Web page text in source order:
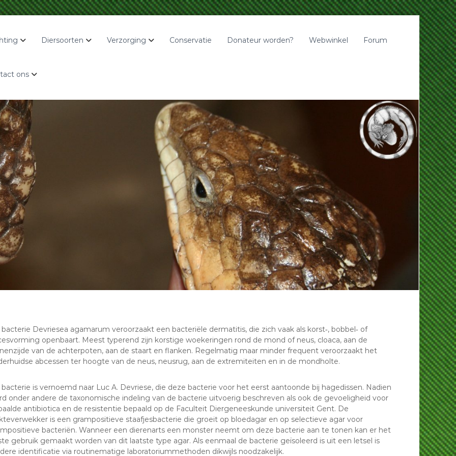
Diersoorten Verzorging Conservatie Donateur worden? Webwinkel Forum
ons
bacterie Devriesea agamarum veroorzaakt een bacteriële dermatitis, die zich vaak als korst‐, bobbel‐ of
openbaart. Meest typerend zijn korstige woekeringen rond de mond of neus, cloaca, aan de
van de achterpoten, aan de staart en flanken. Regelmatig maar minder frequent veroorzaakt het
abcessen ter hoogte van de neus, neusrug, aan de extremiteiten en in de mondholte.
bacterie is vernoemd naar Luc A. Devriese, die deze bacterie voor het eerst aantoonde bij hagedissen. Nadien
onder andere de taxonomische indeling van de bacterie uitvoerig beschreven als ook de gevoeligheid voor
antibiotica en de resistentie bepaald op de Faculteit Diergeneeskunde universiteit Gent. De
is een grampositieve staafjesbacterie die groeit op bloedagar en op selectieve agar voor
bacteriën. Wanneer een dierenarts een monster neemt om deze bacterie aan te tonen kan er het
gebruik gemaakt worden van dit laatste type agar. Als eenmaal de bacterie geïsoleerd is uit een letsel is
identificatie via routinematige laboratoriummethoden dikwijls noodzakelijk.